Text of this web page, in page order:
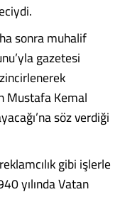
sonra muhalif
gazetesi
Mustafa Kemal
söz verdiği
gibi işlerle
yılında Vatan